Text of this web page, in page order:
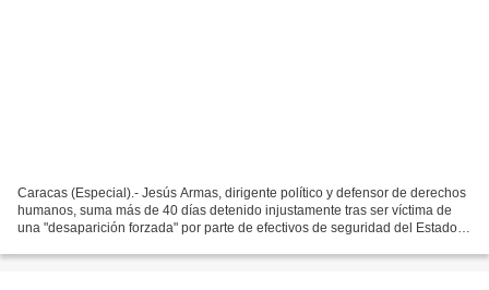
Caracas (Especial).- Jesús Armas, dirigente político y defensor de derechos
humanos, suma más de 40 días detenido injustamente tras ser víctima de
una "desaparición forzada" por parte de efectivos de seguridad del Estado.